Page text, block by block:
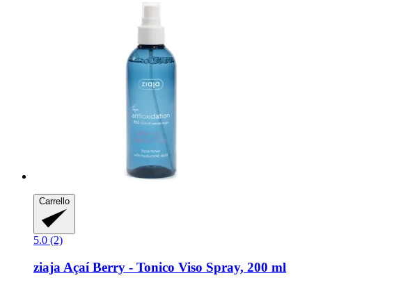
Carrello
5.0 (2)
ziaja Açaí Berry -​ Tonico Viso Spray, 200 ml